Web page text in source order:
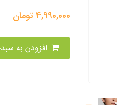
4,990,000تومان